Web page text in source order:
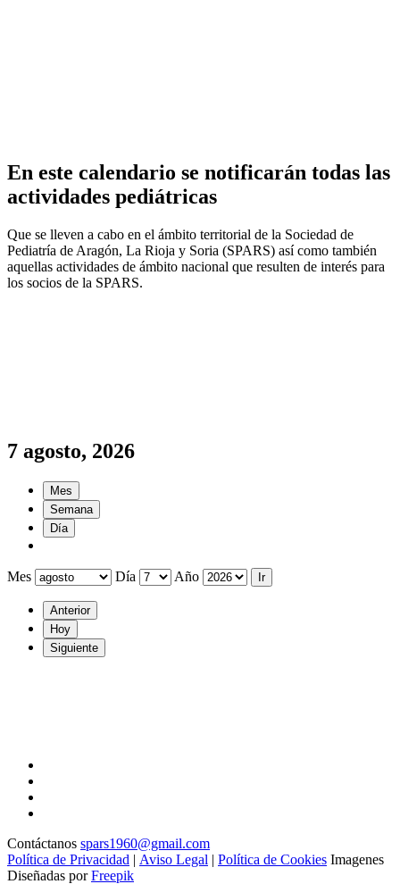
En este calendario se notificarán todas las
actividades pediátricas
Que se lleven a cabo en el ámbito territorial de la Sociedad de
Pediatría de Aragón, La Rioja y Soria (SPARS) así como también
aquellas actividades de ámbito nacional que resulten de interés para
los socios de la SPARS.
7 agosto, 2026
Mes
Semana
Día
Mes Día Año
Anterior
Hoy
Siguiente
Contáctanos spars1960@gmail.com
Política de Privacidad | Aviso Legal | Política de Cookies Imagenes
Diseñadas porFreepik